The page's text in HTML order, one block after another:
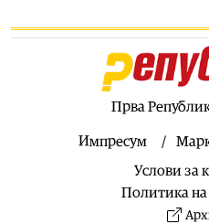
Здравје|Лекот „Фостер“ ќе
со партиципација
Мортус пијан
07.08.2026
Возел со 3,29
Прва
Импресум
Услови за
Политика на